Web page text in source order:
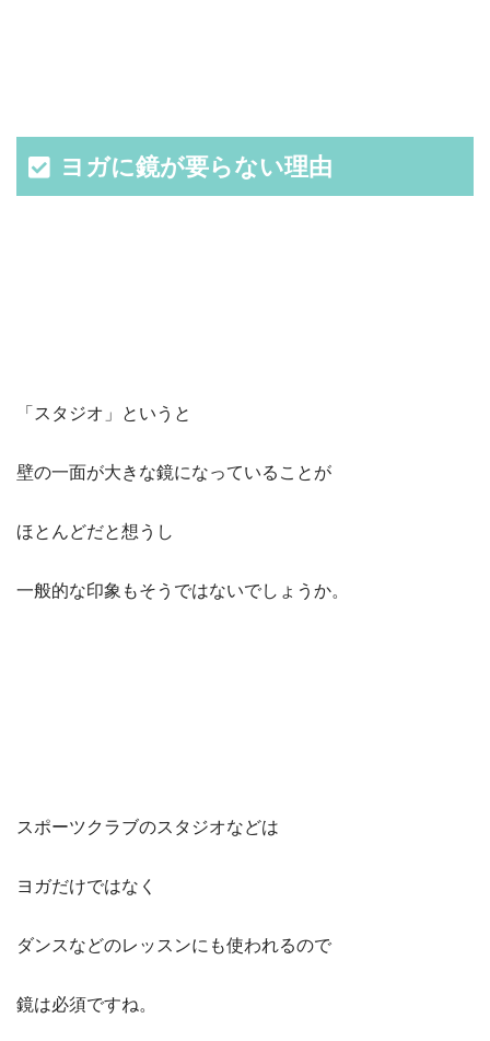
ヨガに鏡が要らない理由
「スタジオ」というと
壁の一面が大きな鏡になっていることが
ほとんどだと想うし
一般的な印象もそうではないでしょうか。
スポーツクラブのスタジオなどは
ヨガだけではなく
ダンスなどのレッスンにも使われるので
鏡は必須ですね。